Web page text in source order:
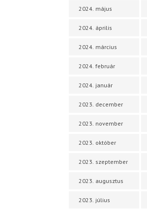
2024. május
2024. április
2024. március
2024. február
2024. január
2023. december
2023. november
2023. október
2023. szeptember
2023. augusztus
2023. július